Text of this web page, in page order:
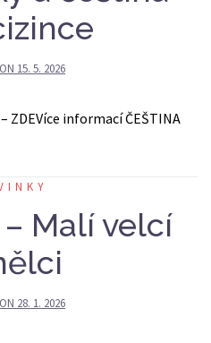
15. 5. 2026
ZDEVíce informací ČEŠTINA
Malí velcí
28. 1. 2026